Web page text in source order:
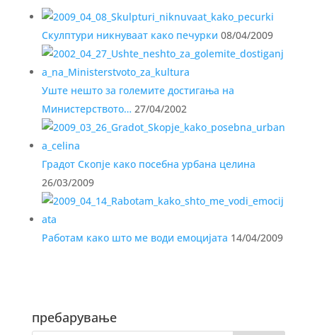
Скулптури никнуваат како печурки 08/04/2009
Уште нешто за големите достигања на
Министерството… 27/04/2002
Градот Скопје како посебна урбана целина
26/03/2009
Работам како што ме води емоцијата 14/04/2009
пребарување